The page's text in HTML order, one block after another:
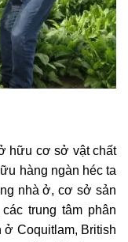
hữu cơ sở vật chất
hàng ngàn héc ta
nhà ở, cơ sở sản
trung tâm phân
ở Coquitlam, British